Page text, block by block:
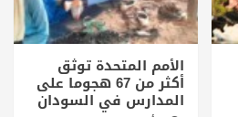
الأمم المتحدة توثق
أكثر من 67 هجوما على
المدارس في السودان